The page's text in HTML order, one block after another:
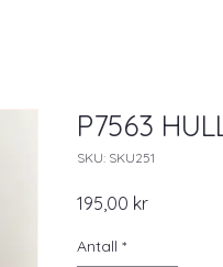
P7563
SKU: SKU251
195,00 krPris
Antall *